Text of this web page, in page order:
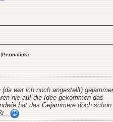
(Permalink)
war ich noch angestellt)
nie auf die Idee gekommen das
hat das Gejammere doch schon